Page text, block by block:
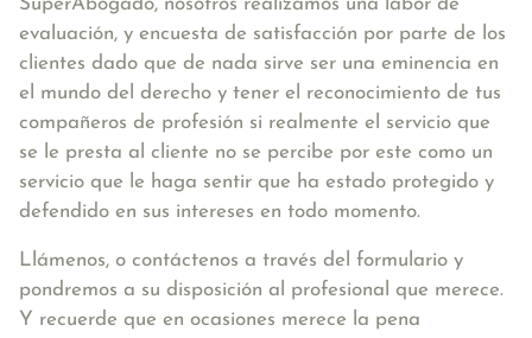
SuperAbogado, nosotros realizamos una labor de
evaluación, y encuesta de satisfacción por parte de los
clientes dado que de nada sirve ser una eminencia en
el mundo del derecho y tener el reconocimiento de tus
compañeros de profesión si realmente el servicio que
se le presta al cliente no se percibe por este como un
servicio que le haga sentir que ha estado protegido y
defendido en sus intereses en todo momento.
Llámenos, o contáctenos a través del formulario y
pondremos a su disposición al profesional que merece.
Y recuerde que en ocasiones merece la pena